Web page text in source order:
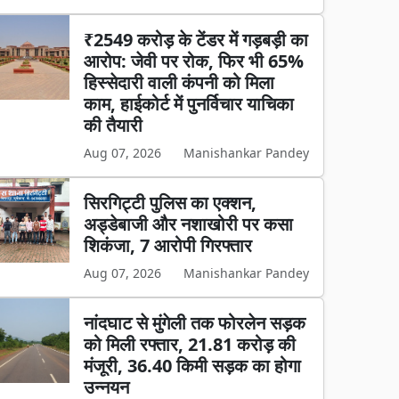
₹2549 करोड़ के टेंडर में गड़बड़ी का
आरोप: जेवी पर रोक, फिर भी 65%
हिस्सेदारी वाली कंपनी को मिला
काम, हाईकोर्ट में पुनर्विचार याचिका
की तैयारी
Aug 07, 2026 Manishankar Pandey
सिरगिट्टी पुलिस का एक्शन,
अड्डेबाजी और नशाखोरी पर कसा
शिकंजा, 7 आरोपी गिरफ्तार
Aug 07, 2026 Manishankar Pandey
नांदघाट से मुंगेली तक फोरलेन सड़क
को मिली रफ्तार, 21.81 करोड़ की
मंजूरी, 36.40 किमी सड़क का होगा
उन्नयन